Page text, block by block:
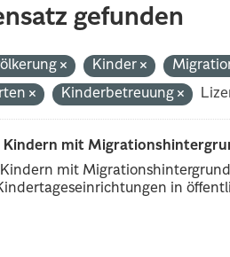
gefunden
Kinder
Kinderbetreuung
Kindern mit
mit
in